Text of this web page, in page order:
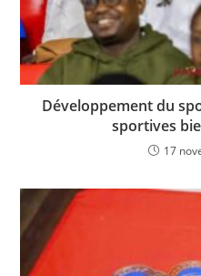
Développement du
sportives
17